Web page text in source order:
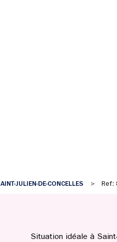
JULIEN-DE-CONCELLES > Ref:
Situation idéale à